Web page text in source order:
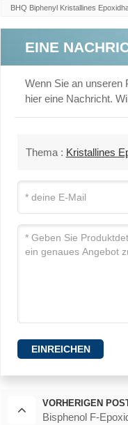
BHQ Biphenyl Kristallines
EINE
Wenn Sie an unseren
hier eine Nachricht.
Thema : Kristallines
EINREICHEN
VORHERIGEN
Bisphenol F-